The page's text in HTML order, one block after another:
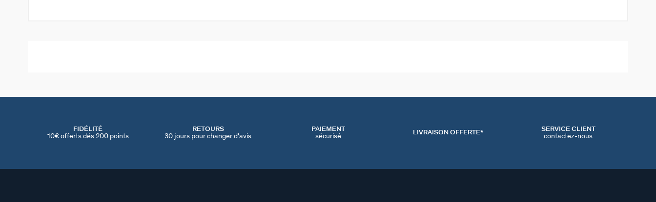
FIDÉLITÉ
10€ offerts dés 200 points
RETOURS
30 jours pour changer d'avis
PAIEMENT
sécurisé LIVRAISON OFFERTE*
SERVICE CLIENT
contactez-nous